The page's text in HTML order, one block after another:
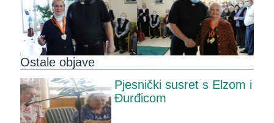
Ostale objave
Pjesnički susret s Elzom i
Đurđicom